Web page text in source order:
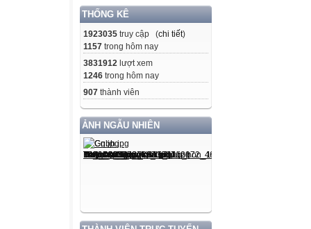
THỐNG KÊ
1923035 truy cập (chi tiết)
1157 trong hôm nay
3831912 lượt xem
1246 trong hôm nay
907 thành viên
ẢNH NGẪU NHIÊN